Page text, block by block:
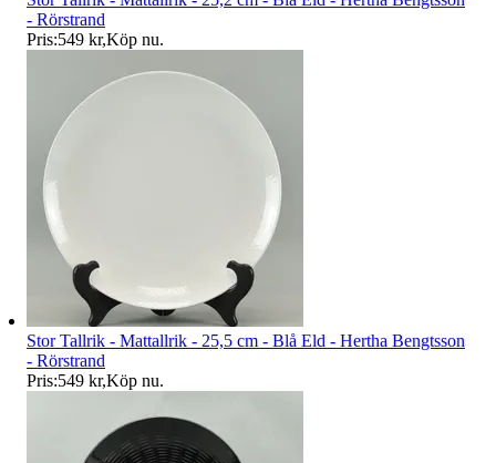
- Rörstrand
Pris:549 kr,Köp nu.
Stor Tallrik - Mattallrik - 25,5 cm - Blå Eld - Hertha Bengtsson
- Rörstrand
Pris:549 kr,Köp nu.